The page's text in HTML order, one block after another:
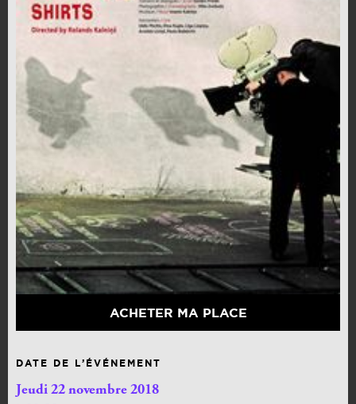
ACHETER MA PLACE
DATE DE L’ÉVÉNEMENT
Jeudi 22 novembre 2018